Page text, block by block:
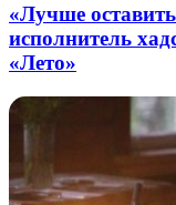
«Лучше
исполнитель
«Лето»